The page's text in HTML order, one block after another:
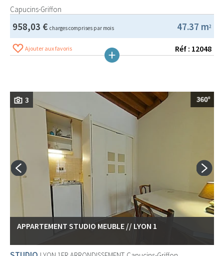
Capucins-Griffon
47.37 m2
958,03 € charges comprises par mois
Ajouter aux favoris Réf : 12048
3
APPARTEMENT STUDIO MEUBLE // LYON 1